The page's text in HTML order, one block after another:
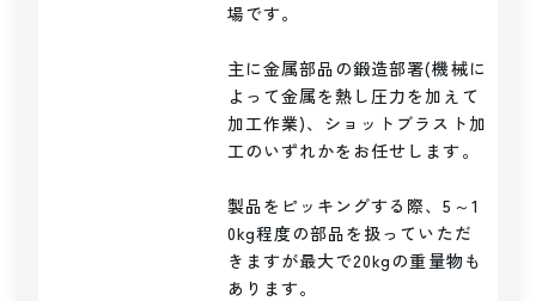
場です。
主に金属部品の鍛造部署(機械に
よって金属を熱し圧力を加えて
加工作業)、ショットブラスト加
工のいずれかをお任せします。
製品をピッキングする際、5～1
0kg程度の部品を扱っていただ
きますが最大で20kgの重量物も
あります。